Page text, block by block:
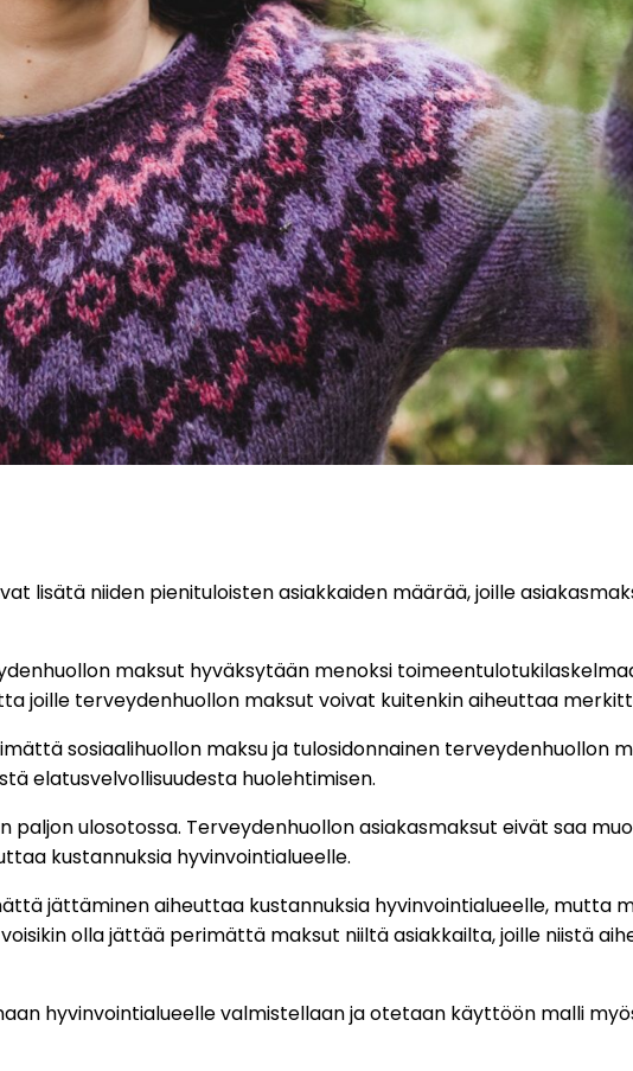
lisätä niiden pienituloisten asiakkaiden määrää, joille
maksut hyväksytään menoksi
joille terveydenhuollon maksut voivat kuitenkin aiheuttaa
sosiaalihuollon maksu ja tulosidonnainen terveydenhuollon
elatusvelvollisuudesta huolehtimisen.
paljon ulosotossa. Terveydenhuollon asiakasmaksut eivät saa
kustannuksia hyvinvointialueelle.
jättäminen aiheuttaa kustannuksia hyvinvointialueelle, mutta
olla jättää perimättä maksut niiltä asiakkailta, joille niistä
hyvinvointialueelle valmistellaan ja otetaan käyttöön malli